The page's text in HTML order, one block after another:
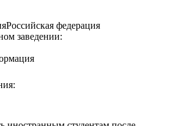
Российская федерация
заведении: